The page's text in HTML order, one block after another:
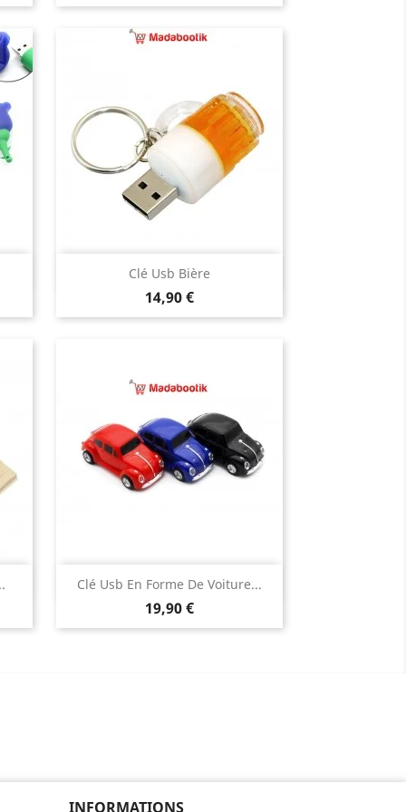
Clé Usb Bière
Prix
14,90 €
Aperçu rapide
Clé Usb En Forme De Voiture...
Prix
19,90 €
Aperçu rapide
noirerouge
INFORMATIONS